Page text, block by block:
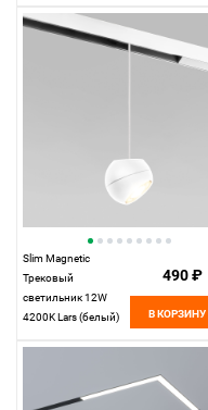
Elektrostandard
Slim Magnetic
Трековый
светильник 12W
4200K Lars (белый)
490 ₽
В КОРЗИНУ